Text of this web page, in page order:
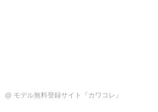
@ モデル無料登録サイト『カワコレ』